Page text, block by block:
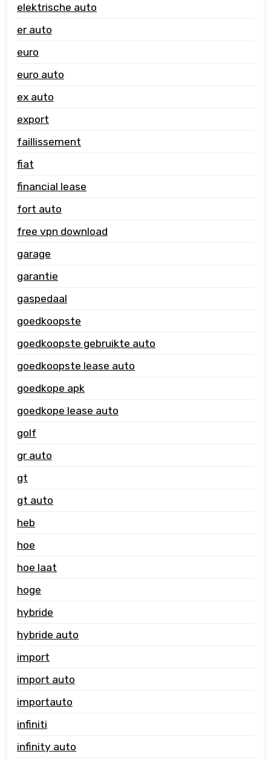
elektrische auto
er auto
euro
euro auto
ex auto
export
faillissement
fiat
financial lease
fort auto
free vpn download
garage
garantie
gaspedaal
goedkoopste
goedkoopste gebruikte auto
goedkoopste lease auto
goedkope apk
goedkope lease auto
golf
gr auto
gt
gt auto
heb
hoe
hoe laat
hoge
hybride
hybride auto
import
import auto
importauto
infiniti
infinity auto